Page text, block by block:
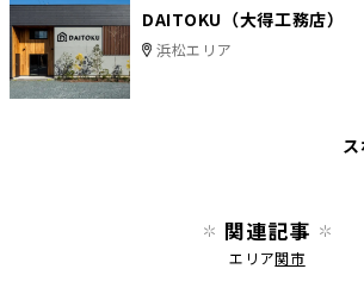
DAITOKU（大得工務店）
浜松エリア
関連記事
エリア関市